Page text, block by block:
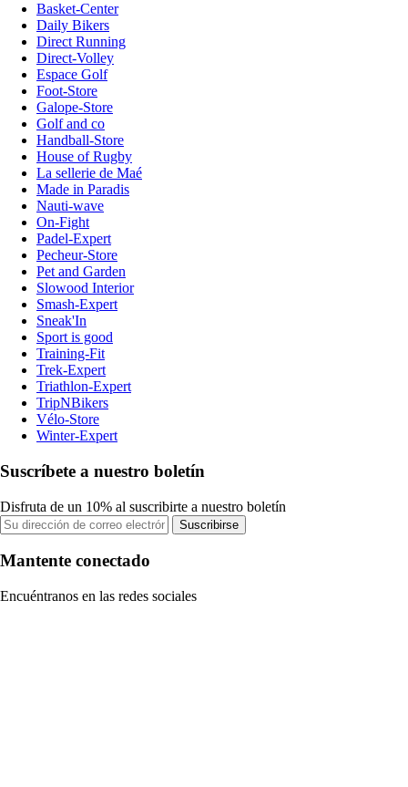
Basket-Center
Daily Bikers
Direct Running
Direct-Volley
Espace Golf
Foot-Store
Galope-Store
Golf and co
Handball-Store
House of Rugby
La sellerie de Maé
Made in Paradis
Nauti-wave
On-Fight
Padel-Expert
Pecheur-Store
Pet and Garden
Slowood Interior
Smash-Expert
Sneak'In
Sport is good
Training-Fit
Trek-Expert
Triathlon-Expert
TripNBikers
Vélo-Store
Winter-Expert
Suscríbete a nuestro boletín
Disfruta de un 10% al suscribirte a nuestro boletín
Suscribirse
Mantente conectado
Encuéntranos en las redes sociales